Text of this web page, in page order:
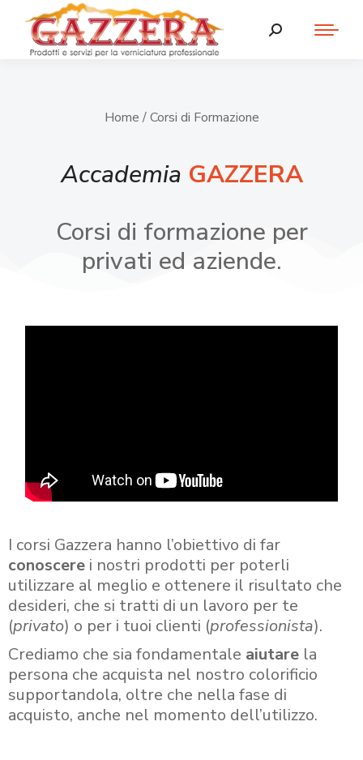
Home / Corsi di Formazione
Accademia GAZZERA
Corsi di formazione per
privati ed aziende.
I corsi Gazzera hanno l’obiettivo di far
conoscere i nostri prodotti per poterli
utilizzare al meglio e ottenere il risultato che
desideri, che si tratti di un lavoro per te
(privato) o per i tuoi clienti (professionista).
Crediamo che sia fondamentale aiutare la
persona che acquista nel nostro colorificio
supportandola, oltre che nella fase di
acquisto, anche nel momento dell’utilizzo.